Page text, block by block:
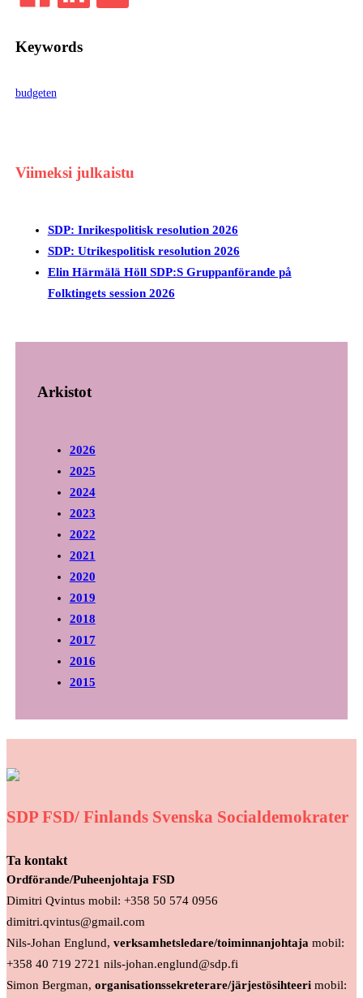
Keywords
budgeten
Viimeksi julkaistu
SDP: Inrikespolitisk resolution 2026
SDP: Utrikespolitisk resolution 2026
Elin Härmälä Höll SDP:S Gruppanförande på
Folktingets session 2026
Arkistot
2026
2025
2024
2023
2022
2021
2020
2019
2018
2017
2016
2015
SDP FSD/ Finlands Svenska Socialdemokrater
Ta kontakt
Ordförande/Puheenjohtaja FSD
Dimitri Qvintus mobil: +358 50 574 0956
dimitri.qvintus@gmail.com
Nils-Johan Englund, verksamhetsledare/toiminnanjohtaja mobil:
+358 40 719 2721 nils-johan.englund@sdp.fi
Simon Bergman, organisationssekreterare/järjestösihteeri mobil: